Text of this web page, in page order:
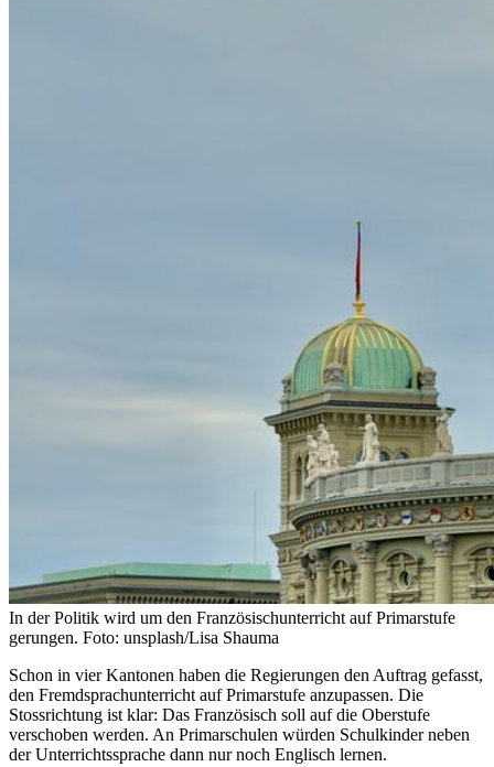
In der Politik wird um den Französischunterricht auf Primarstufe
gerungen. Foto: unsplash/Lisa Shauma
Schon in vier Kantonen haben die Regierungen den Auftrag gefasst,
den Fremdsprachunterricht auf Primarstufe anzupassen. Die
Stossrichtung ist klar: Das Französisch soll auf die Oberstufe
verschoben werden. An Primarschulen würden Schulkinder neben
der Unterrichtssprache dann nur noch Englisch lernen.